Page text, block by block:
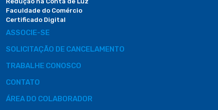
Faculdade do Comércio
Certificado Digital
ASSOCIE-SE
SOLICITAÇÃO DE CANCELAMENTO
TRABALHE CONOSCO
CONTATO
ÁREA DO COLABORADOR